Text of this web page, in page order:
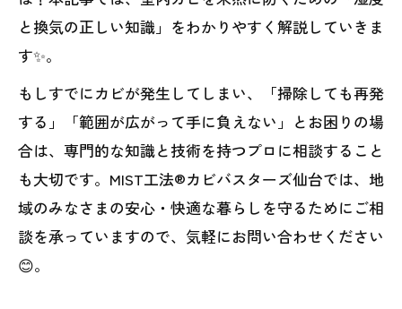
と換気の正しい知識」をわかりやすく解説していきま
す✨。
もしすでにカビが発生してしまい、「掃除しても再発
する」「範囲が広がって手に負えない」とお困りの場
合は、専門的な知識と技術を持つプロに相談すること
も大切です。MIST工法®カビバスターズ仙台では、地
域のみなさまの安心・快適な暮らしを守るためにご相
談を承っていますので、気軽にお問い合わせください
😊。